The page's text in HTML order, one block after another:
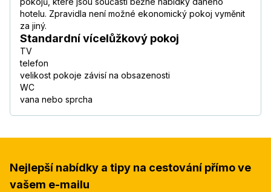
hotelu. Zpravidla není možné ekonomický pokoj vyměnit
za jiný.
Standardní vícelůžkový pokoj
TV
telefon
velikost pokoje závisí na obsazenosti
WC
vana nebo sprcha
Nejlepší nabídky a tipy na cestování přímo ve
vašem e-mailu